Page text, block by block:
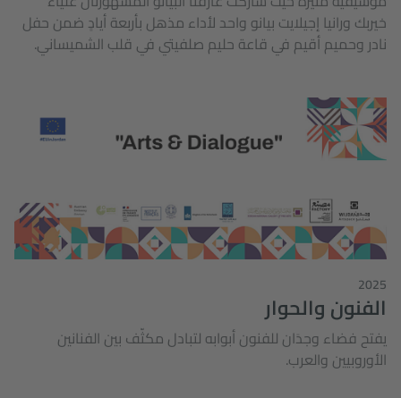
خيربك ورانيا إجيلايت بيانو واحد لأداء مذهل بأربعة أيادٍ ضمن حفل
نادر وحميم أقيم في قاعة حليم صلفيتي في قلب الشميساني.
2025
الفنون والحوار
يفتح فضاء وجدَان للفنون أبوابه لتبادل مكثّف بين الفنانين
الأوروبيين والعرب.